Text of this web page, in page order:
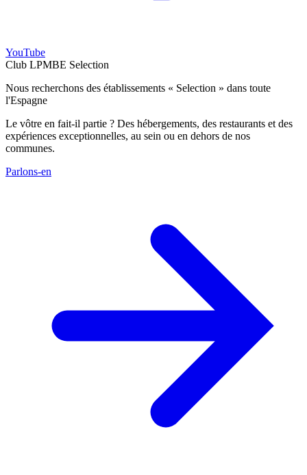
YouTube
Club LPMBE Selection
Nous recherchons des établissements « Selection » dans toute
l'Espagne
Le vôtre en fait-il partie ? Des hébergements, des restaurants et des
expériences exceptionnelles, au sein ou en dehors de nos
communes.
Parlons-en